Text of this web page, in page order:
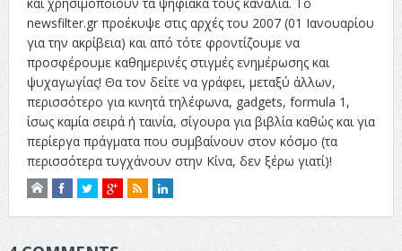
newsfilter.gr προέκυψε στις αρχές του 2007 (01 Ιανουαρίου
για την ακρίβεια) και από τότε φροντίζουμε να
προσφέρουμε καθημερινές στιγμές ενημέρωσης και
ψυχαγωγίας! Θα τον δείτε να γράφει, μεταξύ άλλων,
περισσότερο για κινητά τηλέφωνα, gadgets, formula 1,
ίσως καμία σειρά ή ταινία, σίγουρα για βιβλία καθώς και για
περίεργα πράγματα που συμβαίνουν στον κόσμο (τα
περισσότερα τυγχάνουν στην Κίνα, δεν ξέρω γιατί)!